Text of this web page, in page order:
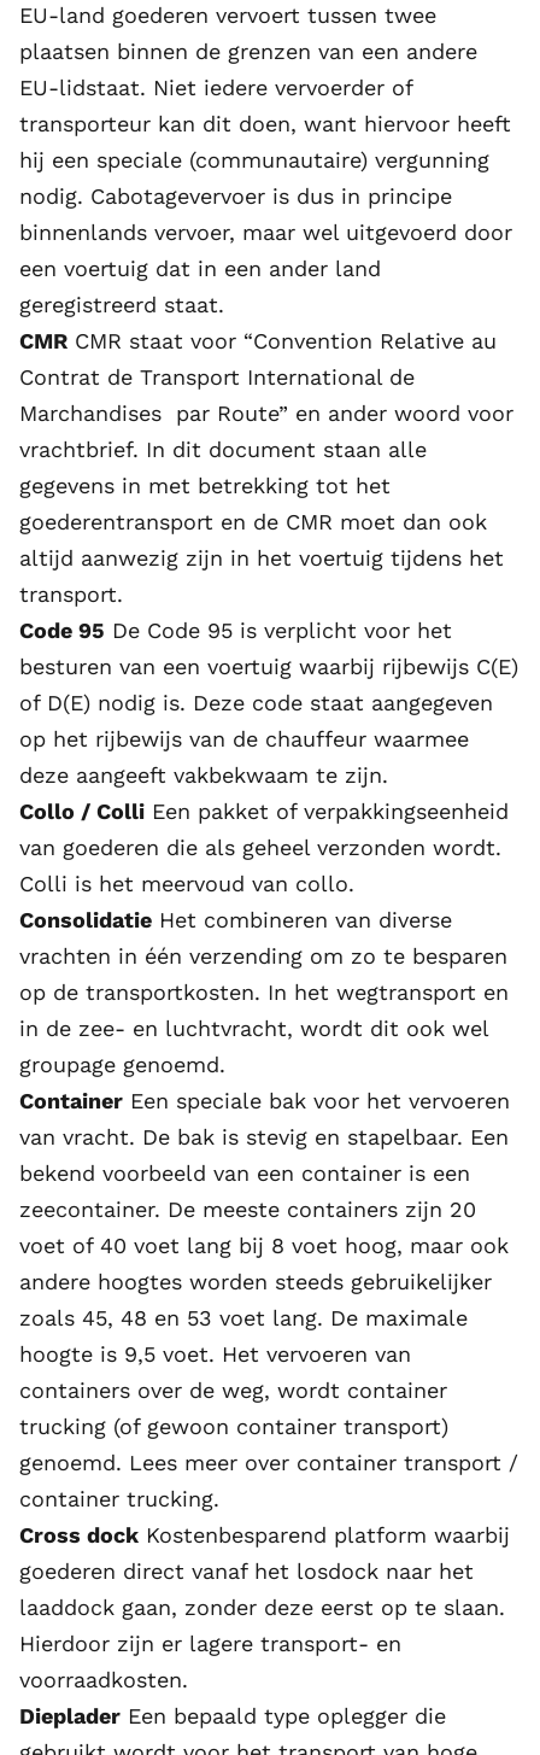
EU-land goederen vervoert tussen twee
plaatsen binnen de grenzen van een andere
EU-lidstaat. Niet iedere vervoerder of
transporteur kan dit doen, want hiervoor heeft
hij een speciale (communautaire) vergunning
nodig. Cabotagevervoer is dus in principe
binnenlands vervoer, maar wel uitgevoerd door
een voertuig dat in een ander land
geregistreerd staat.
CMR CMR staat voor “Convention Relative au
Contrat de Transport International de
Marchandises par Route” en ander woord voor
vrachtbrief. In dit document staan alle
gegevens in met betrekking tot het
goederentransport en de CMR moet dan ook
altijd aanwezig zijn in het voertuig tijdens het
transport.
Code 95 De Code 95 is verplicht voor het
besturen van een voertuig waarbij rijbewijs C(E)
of D(E) nodig is. Deze code staat aangegeven
op het rijbewijs van de chauffeur waarmee
deze aangeeft vakbekwaam te zijn.
Collo / Colli Een pakket of verpakkingseenheid
van goederen die als geheel verzonden wordt.
Colli is het meervoud van collo.
Consolidatie Het combineren van diverse
vrachten in één verzending om zo te besparen
op de transportkosten. In het wegtransport en
in de zee- en luchtvracht, wordt dit ook wel
groupage genoemd.
Container Een speciale bak voor het vervoeren
van vracht. De bak is stevig en stapelbaar. Een
bekend voorbeeld van een container is een
zeecontainer. De meeste containers zijn 20
voet of 40 voet lang bij 8 voet hoog, maar ook
andere hoogtes worden steeds gebruikelijker
zoals 45, 48 en 53 voet lang. De maximale
hoogte is 9,5 voet. Het vervoeren van
containers over de weg, wordt container
trucking (of gewoon container transport)
genoemd. Lees meer over container transport /
container trucking.
Cross dock Kostenbesparend platform waarbij
goederen direct vanaf het losdock naar het
laaddock gaan, zonder deze eerst op te slaan.
Hierdoor zijn er lagere transport- en
voorraadkosten.
Dieplader Een bepaald type oplegger die